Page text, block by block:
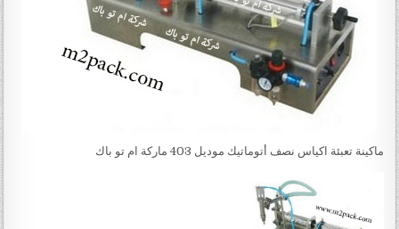
ماكينة تعبئة اكياس نصف أتوماتيك موديل 403 ماركة ام تو باك